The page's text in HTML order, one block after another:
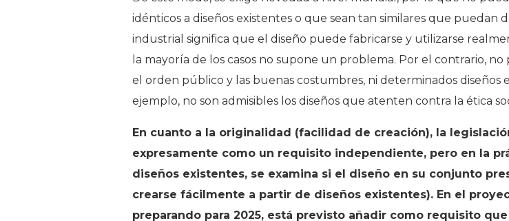
idénticos a diseños existentes o que sean tan similares que puedan
industrial significa que el diseño puede fabricarse y utilizarse
la mayoría de los casos no supone un problema. Por el contrario,
el orden público y las buenas costumbres, ni determinados
ejemplo, no son admisibles los diseños que atenten contra la ética
En cuanto a la originalidad (facilidad de creación), la
expresamente como un requisito independiente, pero en la
diseños existentes, se examina si el diseño en su conjunto
crearse fácilmente a partir de diseños existentes). En el
preparando para 2025, está previsto añadir como requisito